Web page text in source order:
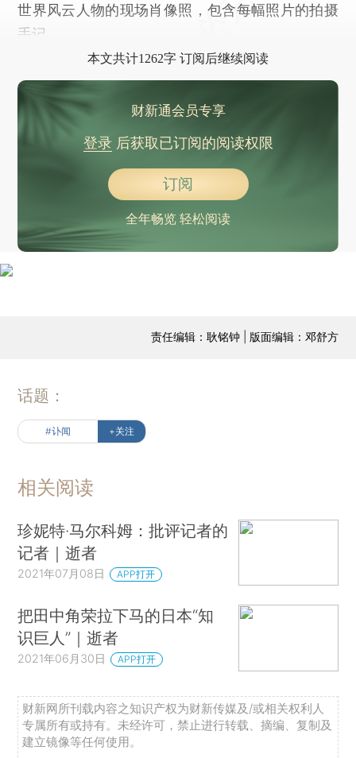
世界风云人物的现场肖像照，包含每幅照片的拍摄
手记。
本文共计1262字 订阅后继续阅读
财新通会员专享
登录后获取已订阅的阅读权限
订阅
全年畅览 轻松阅读
责任编辑：耿铭钟 | 版面编辑：邓舒方
话题：
#讣闻 +关注
相关阅读
珍妮特·马尔科姆：批评记者的
记者｜逝者
2021年07月08日 APP打开
把田中角荣拉下马的日本“知
识巨人”｜逝者
2021年06月30日 APP打开
财新网所刊载内容之知识产权为财新传媒及/或相关权利人
专属所有或持有。未经许可，禁止进行转载、摘编、复制及
建立镜像等任何使用。